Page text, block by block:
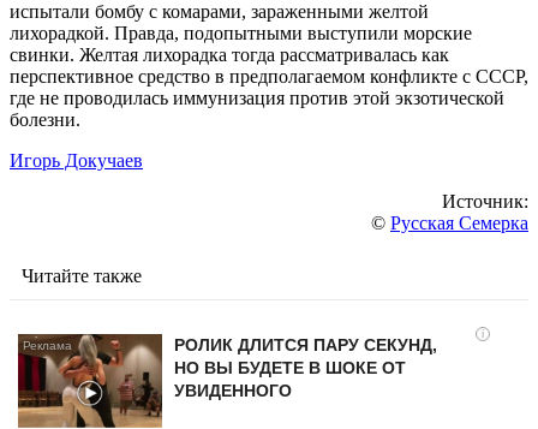
испытали бомбу с комарами, зараженными желтой
лихорадкой. Правда, подопытными выступили морские
свинки. Желтая лихорадка тогда рассматривалась как
перспективное средство в предполагаемом конфликте с СССР,
где не проводилась иммунизация против этой экзотической
болезни.
Игорь Докучаев
Источник:
© Русская Семерка
Читайте также
i
РОЛИК ДЛИТСЯ ПАРУ СЕКУНД,
НО ВЫ БУДЕТЕ В ШОКЕ ОТ
УВИДЕННОГО